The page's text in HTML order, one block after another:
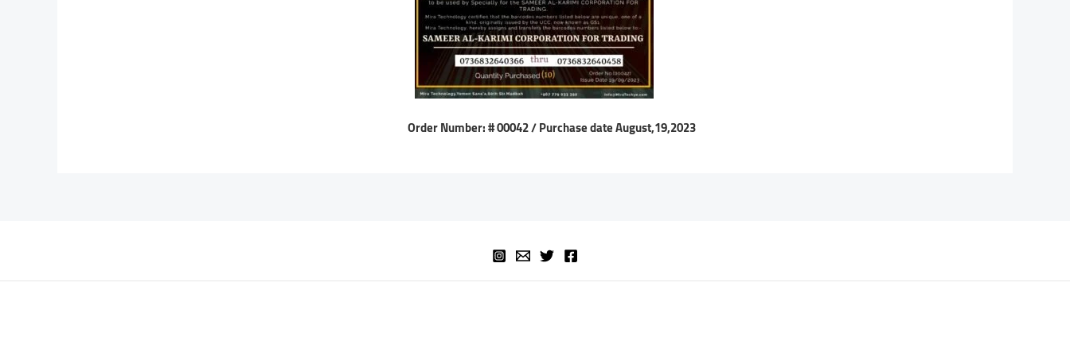
Order Number: # 00042/ Purchase date August,19,2023